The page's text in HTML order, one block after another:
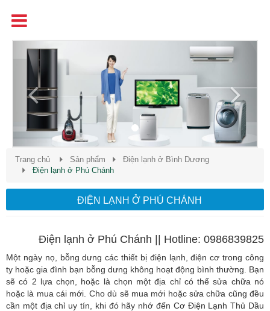
Previous
Trang chủ Sản phẩm
Điện lạnh ở Bình Dương
Điện lạnh ở Phú Chánh
ĐIỆN LẠNH Ở PHÚ CHÁNH
Điện lạnh ở Phú Chánh || Hotline: 0986839825
Một ngày nọ, bỗng dưng các thiết bị điện lạnh, điện cơ trong công
ty hoặc gia đình bạn bỗng dưng không hoạt động bình thường. Bạn
sẽ có 2 lựa chọn, hoặc là chọn một địa chỉ có thể sửa chữa nó
hoặc là mua cái mới. Cho dù sẽ mua mới hoặc sửa chữa cũng đều
cần một địa chỉ uy tín, khi đó hãy nhớ đến Cơ Điện Lạnh Thủ Dầu